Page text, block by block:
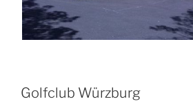
Golfclub Würzburg